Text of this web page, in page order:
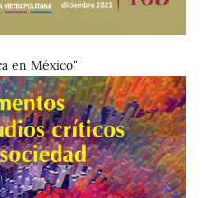
en México"